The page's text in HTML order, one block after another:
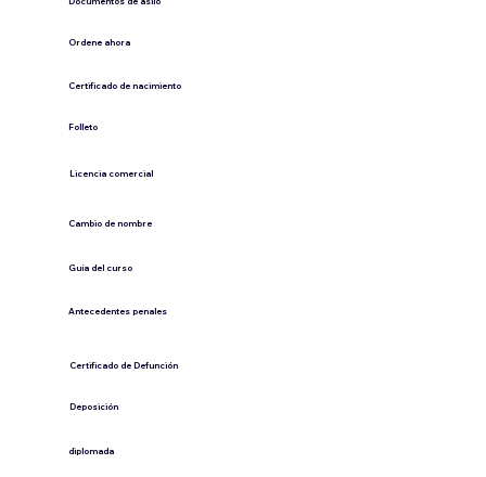
Ordene ahora
Certificado de nacimiento
Folleto
​Licencia comercial
Cambio de nombre
Guía del curso
Antecedentes penales
​Certificado de Defunción
​Deposición
diplomada